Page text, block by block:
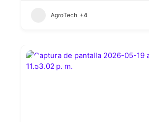
AgroTech +4